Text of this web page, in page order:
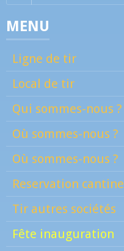
MENU
Ligne de tir
Local de tir
Qui sommes-nous ?
Où sommes-nous ?
Où sommes-nous ?
Reservation cantine
Tir autres sociétés
Fête inauguration